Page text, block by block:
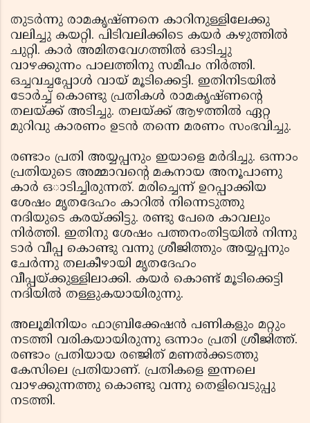
തുടര്‍ന്നു രാമകൃഷ്ണനെ കാറിനുള്ളിലേക്കു
വലിച്ചു കയറ്റി. പിടിവലിക്കിടെ കയര്‍ കഴുത്തില്‍
ചുറ്റി. കാര്‍ അമിതവേഗത്തില്‍ ഓടിച്ചു
വാഴക്കുന്നം പാലത്തിനു സമീപം നിര്‍ത്തി.
ഒച്ചവച്ചപ്പോള്‍ വായ് മൂടിക്കെട്ടി. ഇതിനിടയില്‍
ടോര്‍ച്ച് കൊണ്ടു പ്രതികള്‍ രാമകൃഷ്ണന്റെ
തലയ്ക്ക് അടിച്ചു. തലയ്ക്ക് ആഴത്തില്‍ ഏറ്റ
മുറിവു കാരണം ഉടന്‍ തന്നെ മരണം സംഭവിച്ചു.
രണ്ടാം പ്രതി അയ്യപ്പനും ഇയാളെ മര്‍ദിച്ചു. ഒന്നാം
പ്രതിയുടെ അമ്മാവന്റെ മകനായ അനൂപാണു
കാര്‍ ഒാടിച്ചിരുന്നത്. മരിച്ചെന്ന് ഉറപ്പാക്കിയ
ശേഷം മൃതദേഹം കാറില്‍ നിന്നെടുത്തു
നദിയുടെ കരയ്ക്കിട്ടു. രണ്ടു പേരെ കാവലും
നിര്‍ത്തി. ഇതിനു ശേഷം പത്തനംതിട്ടയില്‍ നിന്നു
ടാര്‍ വീപ്പ കൊണ്ടു വന്നു ശ്രീജിത്തും അയ്യപ്പനും
ചേര്‍ന്നു തലകീഴായി മൃതദേഹം
വീപ്പയ്ക്കുള്ളിലാക്കി. കയര്‍ കൊണ്ട് മൂടിക്കെട്ടി
നദിയില്‍ തള്ളുകയായിരുന്നു.
അലൂമിനിയം ഫാബ്രിക്കേഷന്‍ പണികളും മറ്റും
നടത്തി വരികയായിരുന്നു ഒന്നാം പ്രതി ശ്രീജിത്ത്.
രണ്ടാം പ്രതിയായ രഞ്ജിത് മണല്‍ക്കടത്തു
കേസിലെ പ്രതിയാണ്. പ്രതികളെ ഇന്നലെ
വാഴക്കുന്നത്തു കൊണ്ടു വന്നു തെളിവെടുപ്പു
നടത്തി.